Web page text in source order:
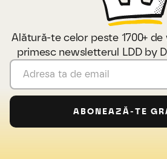
Alătură-te celor peste 1700+
primesc newsletterul LDD by